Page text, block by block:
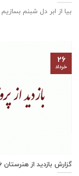
بیا از ابر دل شبنم
گزارش بازديد از هنرستان ٦ كلاسه، شهرستان سرايان – ۲۶ خرداد‌ماه ۱۳۹۹
۲۶
خرداد